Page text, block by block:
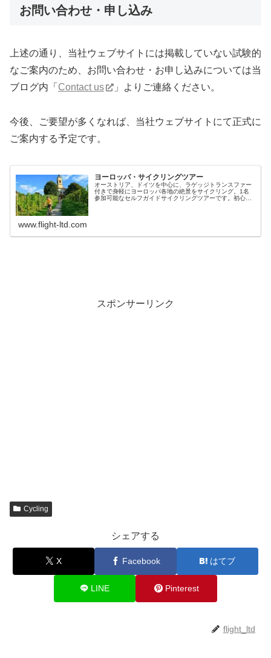
お問い合わせ・申し込み
上述の通り、当社ウェブサイトには掲載していない試験的
なご案内のため、お問い合わせ・お申し込みについては当
ブログ内「 Contact us 」よりご連絡ください。
今後、ご要望が多くなれば、当社ウェブサイトにて正式に
ご案内する予定です。
ヨーロッパ・サイクリングツアー
オーストリア、ドイツを中心に、ラゲッジトランスファー
付きで身軽にヨーロッパ各地の絶景をサイクリング。1名
参加可能なセルフガイドサイクリングツアーです。初心者
www.flight-ltd.com
スポンサーリンク
Cycling
シェアする
X Facebook はてブ
LINE Pinterest
flight_ltd